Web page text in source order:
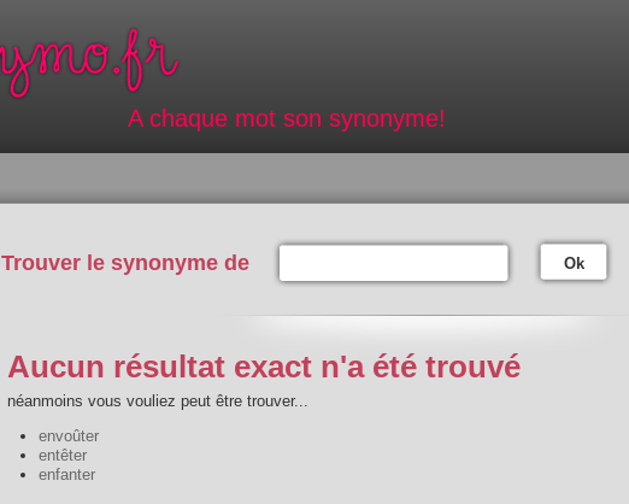
A chaque mot son synonyme!
Trouver le synonyme de Ok
Aucun résultat exact n'a été trouvé
néanmoins vous vouliez peut être trouver...
envoûter
entêter
enfanter